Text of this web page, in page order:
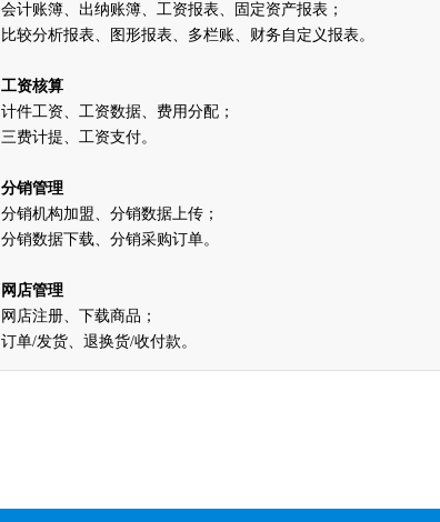
会计账簿、出纳账簿、工资报表、固定资产报表；
比较分析报表、图形报表、多栏账、财务自定义报表。
工资核算
计件工资、工资数据、费用分配；
三费计提、工资支付。
分销管理
分销机构加盟、分销数据上传；
分销数据下载、分销采购订单。
网店管理
网店注册、下载商品；
订单/发货、退换货/收付款。